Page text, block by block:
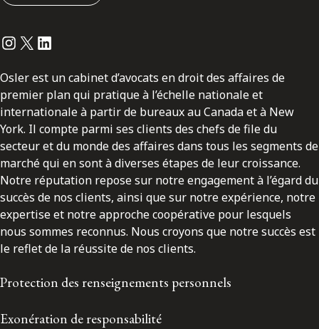
Instagram
Twitter
LinkedIn
Osler est un cabinet d’avocats en droit des affaires de
premier plan qui pratique à l’échelle nationale et
internationale à partir de bureaux au Canada et à New
York. Il compte parmi ses clients des chefs de file du
secteur et du monde des affaires dans tous les segments de
marché qui en sont à diverses étapes de leur croissance.
Notre réputation repose sur notre engagement à l’égard du
succès de nos clients, ainsi que sur notre expérience, notre
expertise et notre approche coopérative pour lesquels
nous sommes reconnus. Nous croyons que notre succès est
le reflet de la réussite de nos clients.
Protection des renseignements personnels
Exonération de responsabilité